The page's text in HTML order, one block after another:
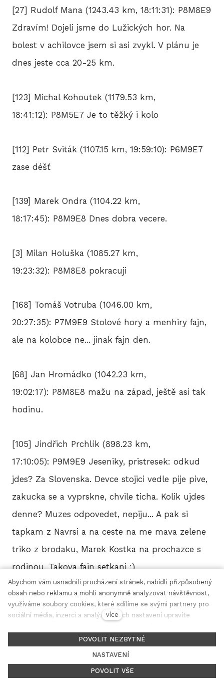
[27] Rudolf Mana (1243.43 km, 18:11:31): P8M8E9
Zdravím! Dojeli jsme do Lužických hor. Na
bolest v achilovce jsem si asi zvykl. V plánu je
dnes jeste cca 20-25 km.
[123] Michal Kohoutek (1179.53 km,
18:41:12): P8M5E7 Je to těžký i kolo
[112] Petr Sviták (1107.15 km, 19:59:10): P6M9E7
zase déšť
[139] Marek Ondra (1104.22 km,
18:17:45): P8M9E8 Dnes dobra vecere.
[3] Milan Holuška (1085.27 km,
19:23:32): P8M8E8 pokracuji
[168] Tomáš Votruba (1046.00 km,
20:27:35): P7M9E9 Stolové hory a menhiry fajn,
ale na kolobce ne... jinak fajn den.
[68] Jan Hromádko (1042.23 km,
19:02:17): P8M8E8 mažu na západ, ještě asi tak
hodinu.
[105] Jindřich Prchlík (898.23 km,
17:10:05): P9M9E9 Jeseniky, pristresek: odkud
jdes? Za Slovenska. Devce stojici vedle pije pive,
zakucka se a vyprskne, chvile ticha. Kolik ujdes
denne? Muzes odpovedet, nepiju... A pak si
tapkam z Navrsi a na ceste na me mava zelene
triko z brodaku, Marek Kostka na prochazce s
rodinou. Takova fajn setkani :)
[85] Jan Vozdecký (799.72 km,
19:57:59): P9M9E9
[60] Jiří Šantavý (783.82 km, 19:57:24): P7M8E8
Abychom vám usnadnili procházení stránek, nabídli přizpůsobený
obsah nebo reklamu a mohli anonymně analyzovat návštěvnost,
využíváme soubory cookies, které sdílíme se svými partnery pro
sociální média, inzerci a analýzu. Jejich nastavení upravíte
patičce webu. Podrobnější informace najdete v našich Zásadách
ochrany osobních údajů a používání souborů cookies. Souhlasíte
více
POVOLIT NEZBYTNÉ
NASTAVENÍ
POVOLIT VŠE